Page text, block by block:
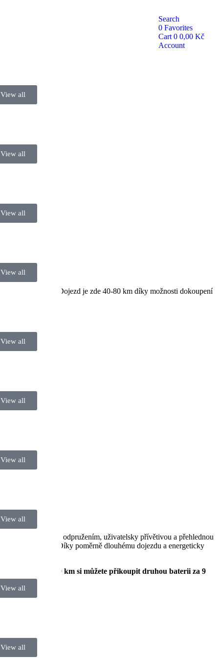
View all
View all
View all
View all
View all
View all
View all
View all
View all
View all
Search
0 Favorites
Cart 0 0,00 Kč
Account
i na nákupy. Dojezd je zde 40-80 km díky možnosti dokoupení
a zadním odpružením, uživatelsky přívětivou a přehlednou
vysoké osoby. Díky poměrně dlouhému dojezdu a energeticky
dojezdu až na 80 km si můžete přikoupit druhou baterii za 9